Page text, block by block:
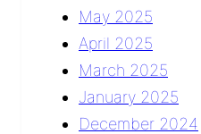
May 2025
April 2025
March 2025
January 2025
December 2024